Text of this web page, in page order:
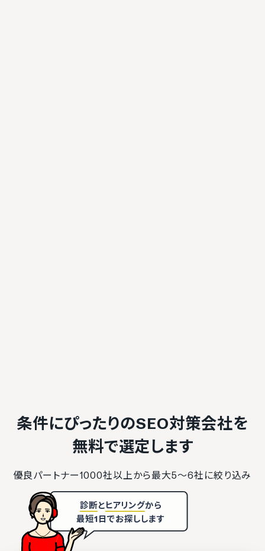
条件にぴったりのSEO対策会社を
無料で選定します
優良パートナー1000社以上から最大5〜6社に絞り込み
診断とヒアリングから
最短1日でお探しします